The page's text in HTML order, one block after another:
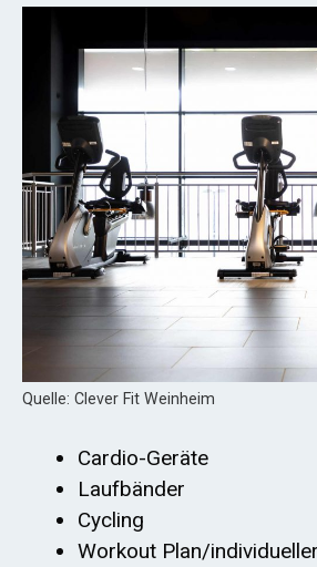
Quelle: Clever Fit Weinheim
Cardio-Geräte
Laufbänder
Cycling
Workout Plan/